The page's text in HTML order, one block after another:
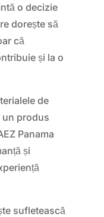
o decizie
dorește să
că
și la o
de
un produs
Panama
și
sufletească